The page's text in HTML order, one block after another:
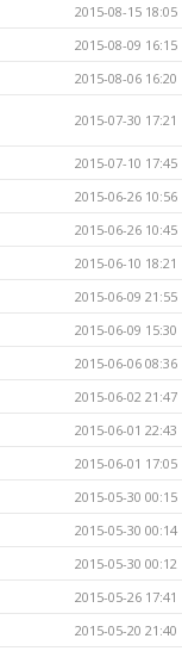
2015-08-15 18:05
2015-08-09 16:15
2015-08-06 16:20
2015-07-30 17:21
2015-07-10 17:45
2015-06-26 10:56
2015-06-26 10:45
2015-06-10 18:21
2015-06-09 21:55
2015-06-09 15:30
2015-06-06 08:36
2015-06-02 21:47
2015-06-01 22:43
2015-06-01 17:05
2015-05-30 00:15
2015-05-30 00:14
2015-05-30 00:12
2015-05-26 17:41
2015-05-20 21:40